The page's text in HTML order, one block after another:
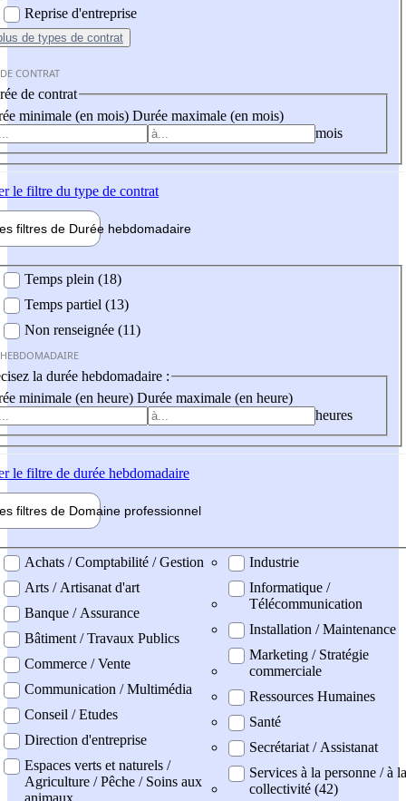
Reprise d'entreprise
de types de contrat
CONTRAT
de contrat
minimale (en mois) Durée maximale (en mois)
mois
le filtre du type de contrat
filtres de Durée hebdomadaire
Temps plein (18)
Temps partiel (13)
Non renseignée (11)
la durée hebdomadaire :
minimale (en heure) Durée maximale (en heure)
heures
le filtre de durée hebdomadaire
filtres de Domaine professionnel
professionel
Achats / Comptabilité / Gestion
Arts / Artisanat d'art
Banque / Assurance
Bâtiment / Travaux Publics
Commerce / Vente
Communication / Multimédia
Conseil / Etudes
Direction d'entreprise
Espaces verts et naturels /
Agriculture / Pêche / Soins aux
animaux
Industrie
Informatique /
Télécommunication
Installation / Maintenance
Marketing / Stratégie
commerciale
Ressources Humaines
Santé
Secrétariat / Assistanat
Services à la personne / à la
collectivité (42)